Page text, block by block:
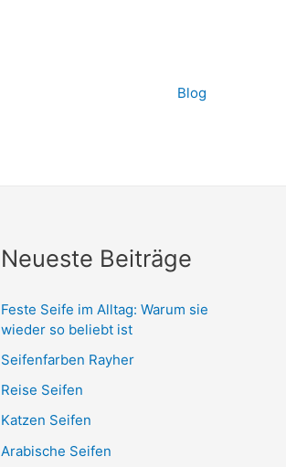
Blog
Neueste Beiträge
Feste Seife im Alltag: Warum sie
wieder so beliebt ist
Seifenfarben Rayher
Reise Seifen
Katzen Seifen
Arabische Seifen